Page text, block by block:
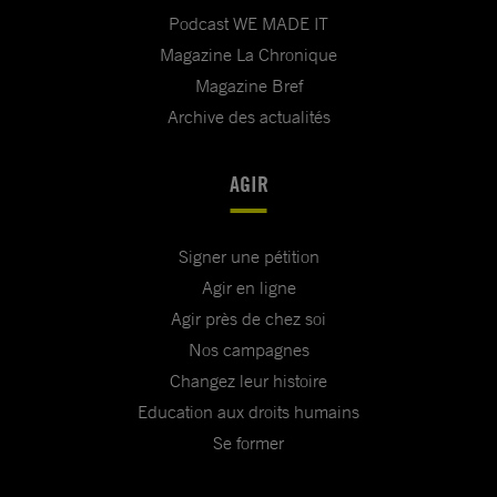
Podcast WE MADE IT
Magazine La Chronique
Magazine Bref
Archive des actualités
AGIR
Signer une pétition
Agir en ligne
Agir près de chez soi
Nos campagnes
Changez leur histoire
Education aux droits humains
Se former